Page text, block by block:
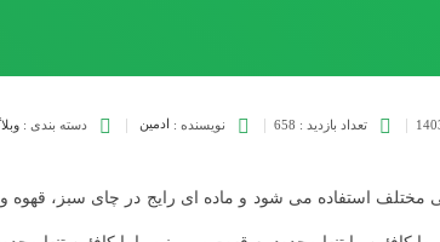
تعداد بازدید : 658 نویسنده : ادمین دسته بندی :
استفاده می شود و ماده ای رایج در چای سبز، قهوه